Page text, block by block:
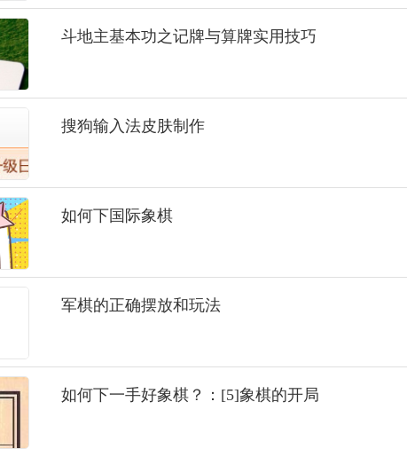
斗地主基本功之记牌与算牌实用技巧
搜狗输入法皮肤制作
如何下国际象棋
军棋的正确摆放和玩法
如何下一手好象棋？：[5]象棋的开局